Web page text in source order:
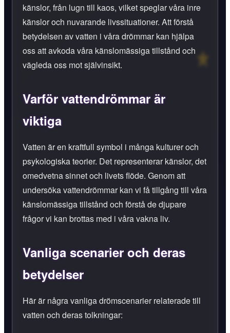
känslor, från lugn till kaos, vilket speglar våra inre
känslor och nuvarande livssituationer. Att förstå
betydelsen av vatten i våra drömmar kan hjälpa
oss att avkoda våra känslomässiga tillstånd och
vägleda oss mot självinsikt.
Varför vattendrömmar är
viktiga
Vatten är en kraftfull symbol i många kulturer och
psykologiska teorier. Det representerar känslor, det
omedvetna sinnet och livets flöde. Genom att
undersöka vattendrömmar kan vi få tillgång till våra
känslomässiga tillstånd och förstå de djupare
frågor vi kan brottas med i våra vakna liv.
Vanliga scenarier och deras
betydelser
Här är några vanliga drömscenarier relaterade till
vatten och deras tolkningar: